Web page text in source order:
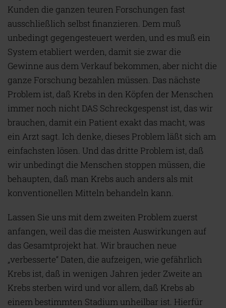
Kunden die ganzen teuren Forschungen fast
ausschließlich selbst finanzieren. Dem muß
unbedingt gegengesteuert werden, und es muß ein
System etabliert werden, damit sie zwar die
Gewinne aus dem Verkauf bekommen, aber nicht die
ganze Forschung bezahlen müssen. Das nächste
Problem ist, daß Krebs in den Köpfen der Menschen
immer noch nicht DAS Schreckgespenst ist, das wir
brauchen, damit ein Patient exakt das macht, was
ein Arzt sagt. Ich denke, dieses Problem läßt sich am
einfachsten lösen. Und das dritte Problem ist, daß
wir unbedingt die Menschen stoppen müssen, die
behaupten, daß man Krebs auch anders als mit
konventionellen Mitteln behandeln kann.
Lassen Sie uns mit dem zweiten Problem zuerst
anfangen, weil das die meisten Auswirkungen auf
das Gesamtprojekt hat. Wir brauchen neue
„verbesserte“ Daten, die aufzeigen, wie gefährlich
Krebs ist, daß in wenigen Jahren jeder Zweite an
Krebs sterben wird und vor allem, daß Krebs ab
einem bestimmten Stadium unheilbar ist. Hierfür